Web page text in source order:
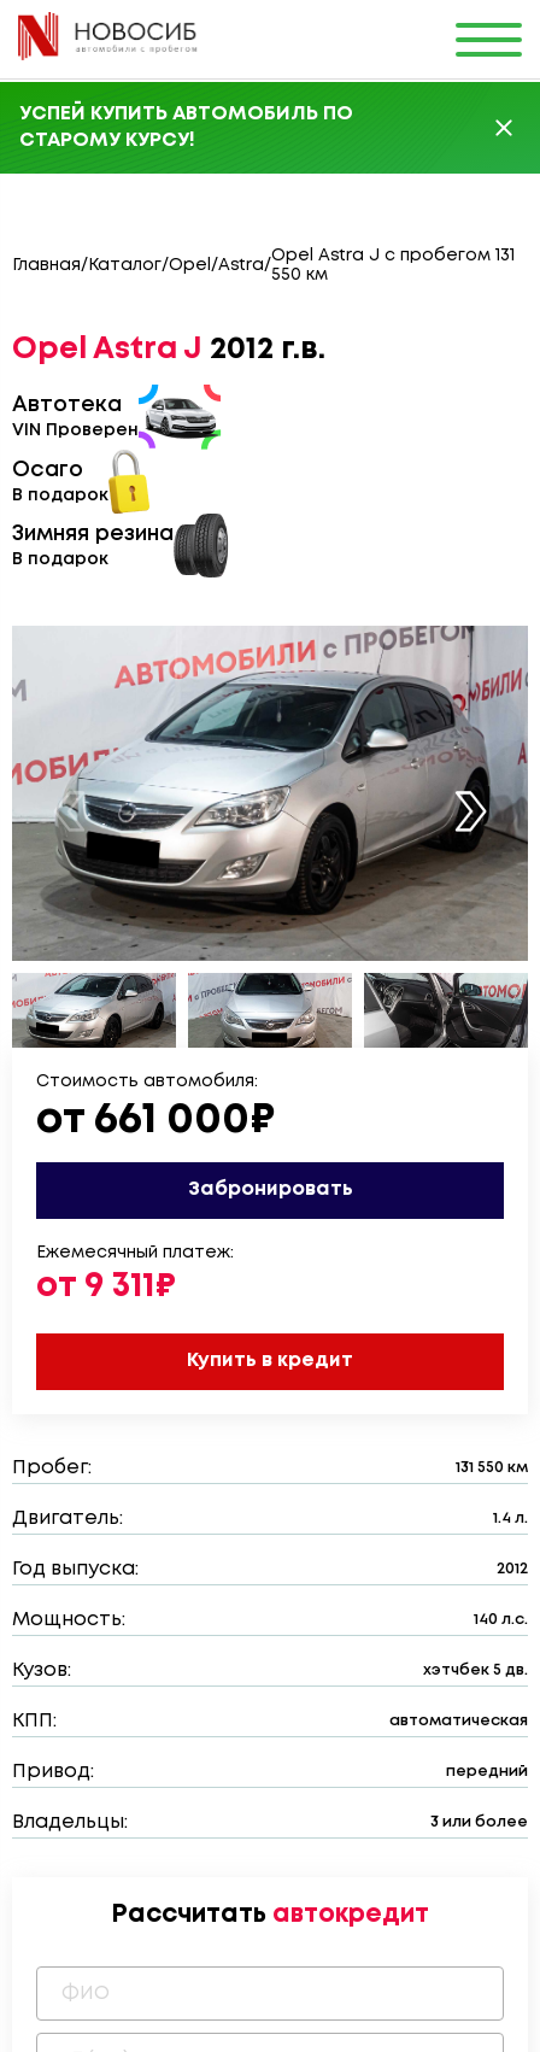
УСПЕЙ КУПИТЬ АВТОМОБИЛЬ ПО
СТАРОМУ КУРСУ!
Главная/ Каталог/Opel /Astra/
Opel Astra J с пробегом 131
550 км
Opel Astra J 2012 г.в.
Автотека
VIN Проверен
Осаго
В подарок
Зимняя резина
В подарок
Стоимость автомобиля:
от 661 000₽
Забронировать
Ежемесячный платеж:
от 9 311₽
Купить в кредит
Пробег: 131 550 км
Двигатель: 1.4 л.
Год выпуска: 2012
Мощность: 140 л.с.
Кузов: хэтчбек 5 дв.
КПП: автоматическая
Привод: передний
Владельцы: 3 или более
Рассчитать автокредит